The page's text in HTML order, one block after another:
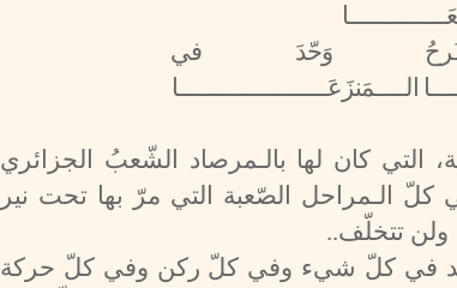
وَحّدَ في
الـــــمَنزَعَــــــــــــــــــــــــا
التي كان لها بالـمرصاد الشّعبُ الجزائري
الـمراحل الصّعبة التي مرّ بها تحت نير
ولن تتخلّف..
في كلّ شيء وفي كلّ ركن وفي كلّ حركة